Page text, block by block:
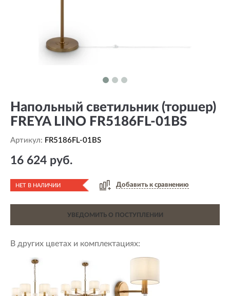
Напольный светильник (торшер)
FREYA LINO FR5186FL-01BS
Артикул: FR5186FL-01BS
16 624 руб.
НЕТ В НАЛИЧИИ Добавить к сравнению
УВЕДОМИТЬ О ПОСТУПЛЕНИИ
В других цветах и комплектациях: